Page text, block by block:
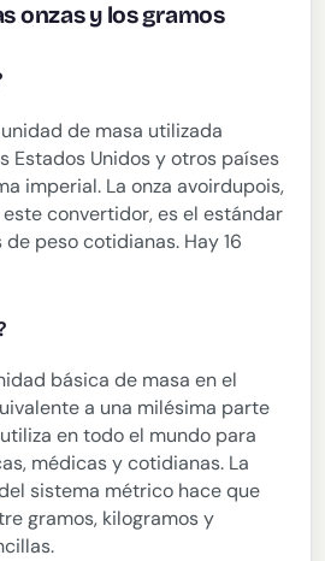
onzas y los gramos
de masa utilizada
Estados Unidos y otros países
imperial. La onza avoirdupois,
convertidor, es el estándar
peso cotidianas. Hay 16
básica de masa en el
a una milésima parte
en todo el mundo para
médicas y cotidianas. La
sistema métrico hace que
gramos, kilogramos y